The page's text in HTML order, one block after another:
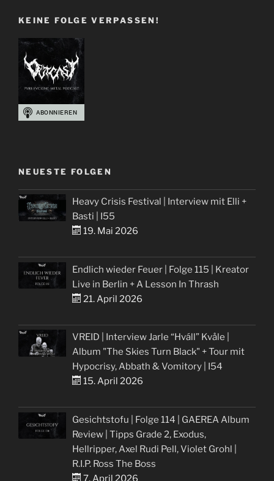
in
your
Podcasthood“
KEINE FOLGE VERPASSEN!
NEUESTE FOLGEN
Heavy Crisis Festival | Interview mit Elli +
Basti | I55
19. Mai 2026
Endlich wieder Feuer | Folge 115 | Kreator
Live in Berlin + A Lesson In Thrash
21. April 2026
VREID | Interview Jarle “Hváll” Kvåle |
Album "The Skies Turn Black" + Tour mit
Hypocrisy, Abbath & Vomitory | I54
15. April 2026
Gesichtstofu | Folge 114 | GAEREA Album
Review | Tipps Grade 2, Exodus,
Hellripper, Axel Rudi Pell, Violet Grohl |
R.I.P. Ross The Boss
7. April 2026